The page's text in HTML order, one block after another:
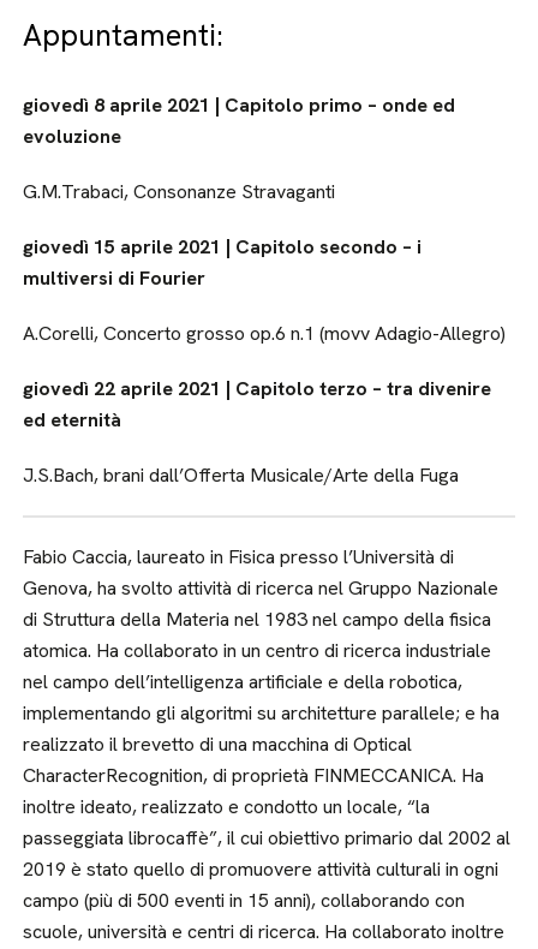
Appuntamenti:
giovedì 8 aprile 2021 | Capitolo primo – onde ed
evoluzione
G.M.Trabaci, Consonanze Stravaganti
giovedì 15 aprile 2021 | Capitolo secondo – i
multiversi di Fourier
A.Corelli, Concerto grosso op.6 n.1 (movv Adagio-Allegro)
giovedì 22 aprile 2021 | Capitolo terzo – tra divenire
ed eternità
J.S.Bach, brani dall’Offerta Musicale/Arte della Fuga
Fabio Caccia, laureato in Fisica presso l’Università di
Genova, ha svolto attività di ricerca nel Gruppo Nazionale
di Struttura della Materia nel 1983 nel campo della fisica
atomica. Ha collaborato in un centro di ricerca industriale
nel campo dell’intelligenza artificiale e della robotica,
implementando gli algoritmi su architetture parallele; e ha
realizzato il brevetto di una macchina di Optical
CharacterRecognition, di proprietà FINMECCANICA. Ha
inoltre ideato, realizzato e condotto un locale, “la
passeggiata librocaffè”, il cui obiettivo primario dal 2002 al
2019 è stato quello di promuovere attività culturali in ogni
campo (più di 500 eventi in 15 anni), collaborando con
scuole, università e centri di ricerca. Ha collaborato inoltre